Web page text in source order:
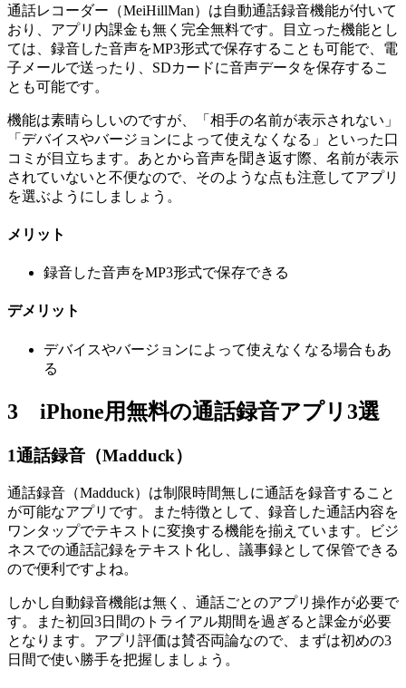
通話レコーダー（MeiHillMan）は自動通話録音機能が付いて
おり、アプリ内課金も無く完全無料です。目立った機能とし
ては、録音した音声をMP3形式で保存することも可能で、電
子メールで送ったり、SDカードに音声データを保存するこ
とも可能です。
機能は素晴らしいのですが、「相手の名前が表示されない」
「デバイスやバージョンによって使えなくなる」といった口
コミが目立ちます。あとから音声を聞き返す際、名前が表示
されていないと不便なので、そのような点も注意してアプリ
を選ぶようにしましょう。
メリット
録音した音声をMP3形式で保存できる
デメリット
デバイスやバージョンによって使えなくなる場合もあ
る
3 iPhone用無料の通話録音アプリ3選
1通話録音（Madduck）
通話録音（Madduck）は制限時間無しに通話を録音すること
が可能なアプリです。また特徴として、録音した通話内容を
ワンタップでテキストに変換する機能を揃えています。ビジ
ネスでの通話記録をテキスト化し、議事録として保管できる
ので便利ですよね。
しかし自動録音機能は無く、通話ごとのアプリ操作が必要で
す。また初回3日間のトライアル期間を過ぎると課金が必要
となります。アプリ評価は賛否両論なので、まずは初めの3
日間で使い勝手を把握しましょう。